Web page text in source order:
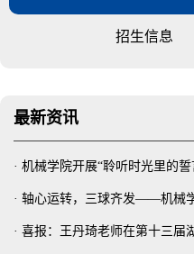
招生信息
最新资讯
· 机械学院开展“聆听时光里的
· 轴心运转，三球齐发——机械
· 喜报：王丹琦老师在第十三届